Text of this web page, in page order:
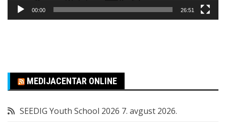
00:00 26:51
MEDIJACENTAR ONLINE
SEEDIG Youth School 2026 7. avgust 2026.